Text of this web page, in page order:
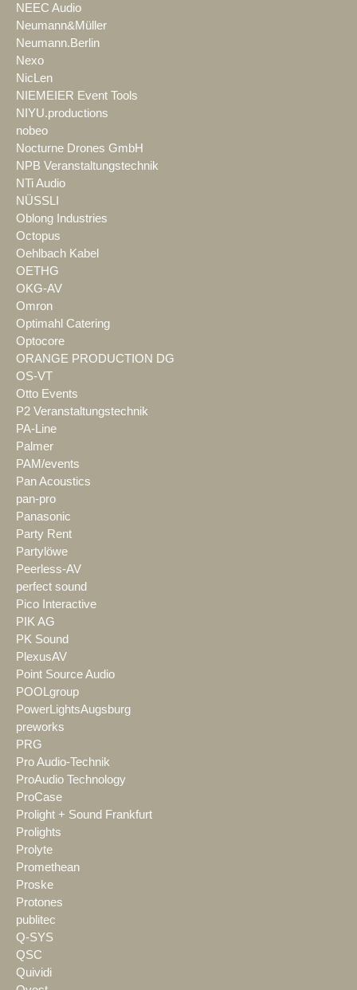
NEEC Audio
Neumann&Müller
Neumann.Berlin
Nexo
NicLen
NIEMEIER Event Tools
NIYU.productions
nobeo
Nocturne Drones GmbH
NPB Veranstaltungstechnik
NTi Audio
NÜSSLI
Oblong Industries
Octopus
Oehlbach Kabel
OETHG
OKG-AV
Omron
Optimahl Catering
Optocore
ORANGE PRODUCTION DG
OS-VT
Otto Events
P2 Veranstaltungstechnik
PA-Line
Palmer
PAM/events
Pan Acoustics
pan-pro
Panasonic
Party Rent
Partylöwe
Peerless-AV
perfect sound
Pico Interactive
PIK AG
PK Sound
PlexusAV
Point Source Audio
POOLgroup
PowerLightsAugsburg
preworks
PRG
Pro Audio-Technik
ProAudio Technology
ProCase
Prolight + Sound Frankfurt
Prolights
Prolyte
Promethean
Proske
Protones
publitec
Q-SYS
QSC
Quividi